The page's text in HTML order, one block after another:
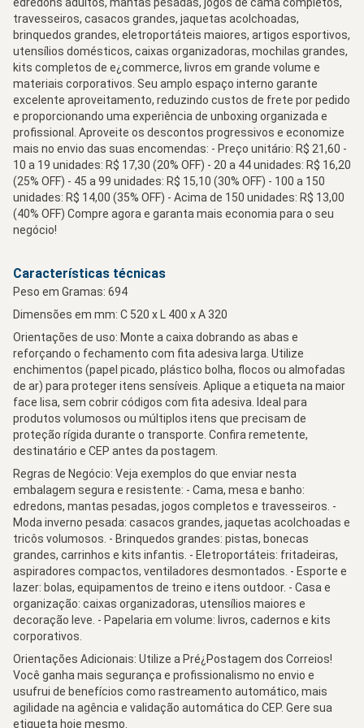
edredons adultos, mantas pesadas, jogos de cama completos,
travesseiros, casacos grandes, jaquetas acolchoadas,
brinquedos grandes, eletroportáteis maiores, artigos esportivos,
utensílios domésticos, caixas organizadoras, mochilas grandes,
kits completos de e¿commerce, livros em grande volume e
materiais corporativos. Seu amplo espaço interno garante
excelente aproveitamento, reduzindo custos de frete por pedido
e proporcionando uma experiência de unboxing organizada e
profissional. Aproveite os descontos progressivos e economize
mais no envio das suas encomendas: - Preço unitário: R$ 21,60 -
10 a 19 unidades: R$ 17,30 (20% OFF) - 20 a 44 unidades: R$ 16,20
(25% OFF) - 45 a 99 unidades: R$ 15,10 (30% OFF) - 100 a 150
unidades: R$ 14,00 (35% OFF) - Acima de 150 unidades: R$ 13,00
(40% OFF) Compre agora e garanta mais economia para o seu
negócio!
Características técnicas
Peso em Gramas: 694
Dimensões em mm: C 520 x L 400 x A 320
Orientações de uso: Monte a caixa dobrando as abas e
reforçando o fechamento com fita adesiva larga. Utilize
enchimentos (papel picado, plástico bolha, flocos ou almofadas
de ar) para proteger itens sensíveis. Aplique a etiqueta na maior
face lisa, sem cobrir códigos com fita adesiva. Ideal para
produtos volumosos ou múltiplos itens que precisam de
proteção rígida durante o transporte. Confira remetente,
destinatário e CEP antes da postagem.
Regras de Negócio: Veja exemplos do que enviar nesta
embalagem segura e resistente: - Cama, mesa e banho:
edredons, mantas pesadas, jogos completos e travesseiros. -
Moda inverno pesada: casacos grandes, jaquetas acolchoadas e
tricôs volumosos. - Brinquedos grandes: pistas, bonecas
grandes, carrinhos e kits infantis. - Eletroportáteis: fritadeiras,
aspiradores compactos, ventiladores desmontados. - Esporte e
lazer: bolas, equipamentos de treino e itens outdoor. - Casa e
organização: caixas organizadoras, utensílios maiores e
decoração leve. - Papelaria em volume: livros, cadernos e kits
corporativos.
Orientações Adicionais: Utilize a Pré¿Postagem dos Correios!
Você ganha mais segurança e profissionalismo no envio e
usufrui de benefícios como rastreamento automático, mais
agilidade na agência e validação automática do CEP. Gere sua
etiqueta hoje mesmo.